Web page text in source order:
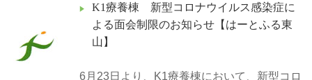
K1療養棟 新型コロナウイルス感染症に
よる面会制限のお知らせ【はーとふる東
山】
6月23日より、K1療養棟において、新型コロ